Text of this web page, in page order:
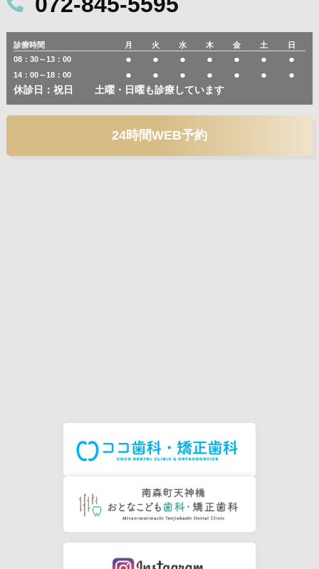
診療時間 月 火 水 木 金 土
日
08：30～13：00
● ● ● ● ● ● ●
14：00～18：00 ● ● ● ● ● ● ●
休診日：祝日 土曜・日曜も診療しています
24時間WEB予約